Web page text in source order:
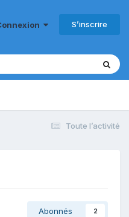
S’inscrire
Toute l’activité
Abonnés 2